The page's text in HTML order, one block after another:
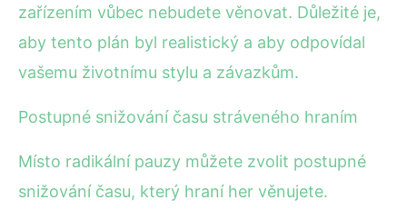
zařízením vůbec nebudete věnovat. Důležité je,
aby tento plán byl realistický a aby odpovídal
vašemu životnímu stylu a závazkům.
Postupné snižování času stráveného hraním
Místo radikální pauzy můžete zvolit postupné
snižování času, který hraní her věnujete.